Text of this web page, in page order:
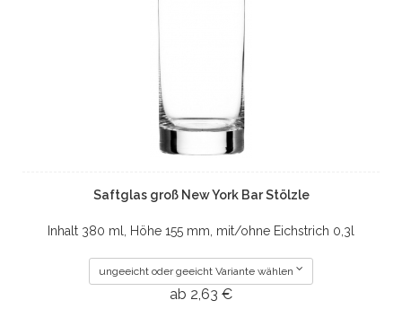
Saftglas groß New York Bar Stölzle
Inhalt 380 ml, Höhe 155 mm, mit/ohne Eichstrich 0,3l
ungeeicht oder geeicht Variante wählen
ab 2,63 €